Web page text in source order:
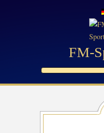
FM-